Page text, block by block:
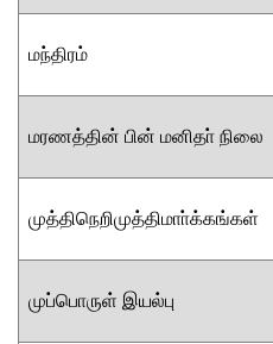
மந்திரம்
மரணத்தின் பின் மனிதா் நிலை
முத்திநெறிமுத்திமாா்க்கங்கள்
முப்பொருள் இயல்பு